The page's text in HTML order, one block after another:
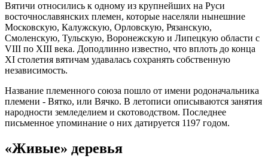
Вятичи относились к одному из крупнейших на Руси
восточнославянских племен, которые населяли нынешние
Московскую, Калужскую, Орловскую, Рязанскую,
Смоленскую, Тульскую, Воронежскую и Липецкую области с
VIII по XIII века. Доподлинно известно, что вплоть до конца
XI столетия вятичам удавалась сохранять собственную
независимость.
Название племенного союза пошло от имени родоначальника
племени - Вятко, или Вячко. В летописи описываются занятия
народности земледелием и скотоводством. Последнее
письменное упоминание о них датируется 1197 годом.
«Живые» деревья